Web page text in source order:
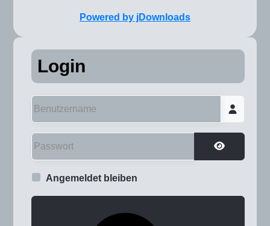
Powered by jDownloads
Login
Benutzername
Passwort
Passwort
Angemeldet bleiben